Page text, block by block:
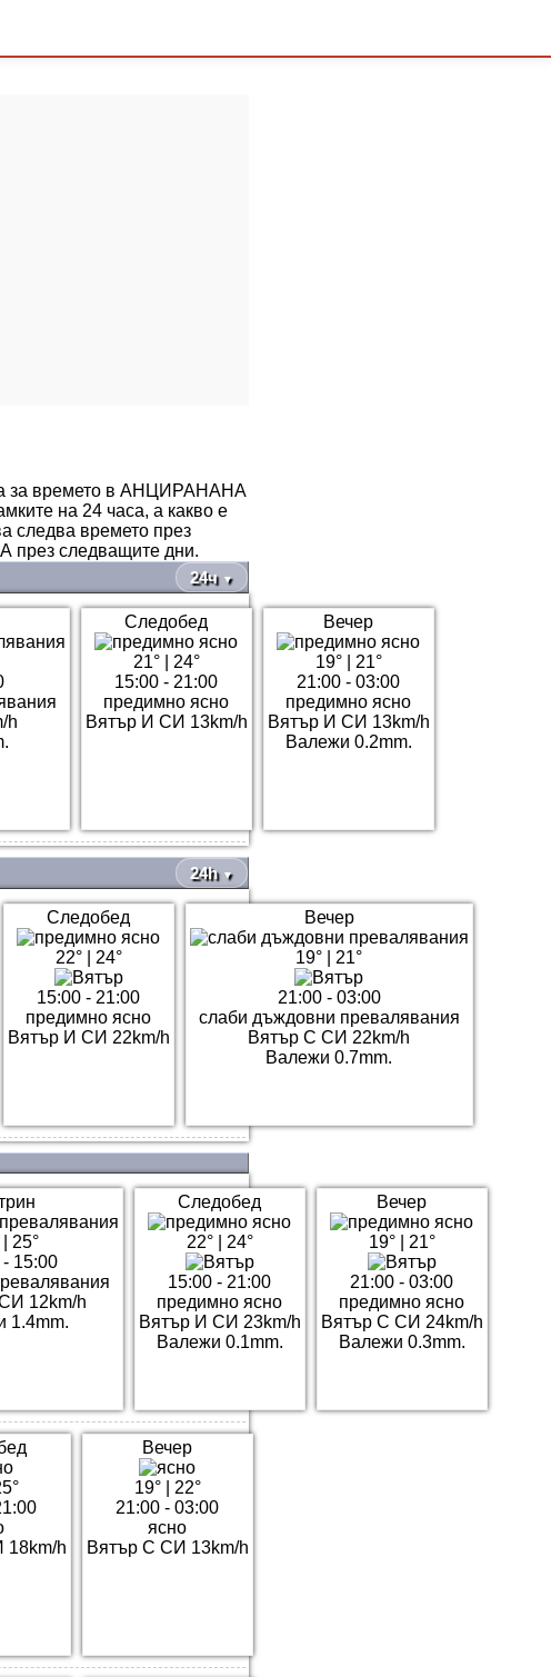
за времето в АНЦИРАНАНА
на 24 часа, а какво е
следва времето през
следващите дни.
24ч ▼
h
Следобед
21°| 24°
15:00 - 21:00
предимно ясно
Вятър И СИ 13km/h
Вечер
19°| 21°
21:00 - 03:00
предимно ясно
Вятър И СИ 13km/h
Валежи 0.2mm.
24h ▼
Следобед
22°| 24°
15:00 - 21:00
предимно ясно
Вятър И СИ 22km/h
Вечер
19° 21°
21:00 - 03:00
слаби дъждовни превалявания
Вятър С СИ 22km/h
Валежи 0.7mm.
25°
15:00
12km/h
1.4mm.
Следобед
22°| 24°
15:00 - 21:00
предимно ясно
Вятър И СИ 23km/h
Валежи 0.1mm.
Вечер
19°| 21°
21:00 - 03:00
предимно ясно
Вятър С СИ 24km/h
Валежи 0.3mm.
18km/h
Вечер
19°| 22°
21:00 - 03:00
ясно
Вятър С СИ 13km/h